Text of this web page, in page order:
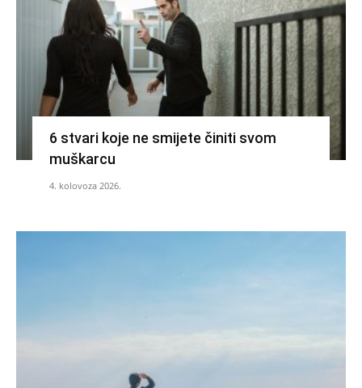
6 stvari koje ne smijete činiti svom
muškarcu
4. kolovoza 2026.